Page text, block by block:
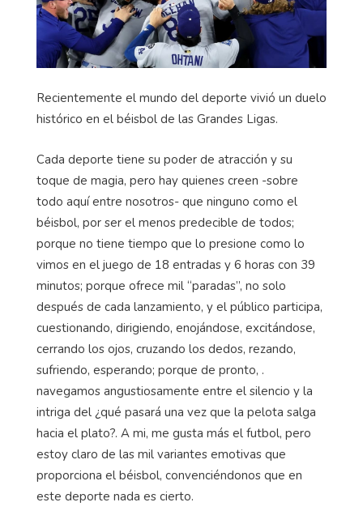
Recientemente el mundo del deporte vivió un duelo
histórico en el béisbol de las Grandes Ligas.
Cada deporte tiene su poder de atracción y su
toque de magia, pero hay quienes creen -sobre
todo aquí entre nosotros- que ninguno como el
béisbol, por ser el menos predecible de todos;
porque no tiene tiempo que lo presione como lo
vimos en el juego de 18 entradas y 6 horas con 39
minutos; porque ofrece mil “paradas”, no solo
después de cada lanzamiento, y el público participa,
cuestionando, dirigiendo, enojándose, excitándose,
cerrando los ojos, cruzando los dedos, rezando,
sufriendo, esperando; porque de pronto, .
navegamos angustiosamente entre el silencio y la
intriga del ¿qué pasará una vez que la pelota salga
hacia el plato?. A mi, me gusta más el futbol, pero
estoy claro de las mil variantes emotivas que
proporciona el béisbol, convenciéndonos que en
este deporte nada es cierto.